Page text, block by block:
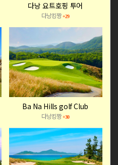
다낭 요트호핑 투어
다낭킹짱+29
Ba Na Hills golf Club
다낭킹짱+30